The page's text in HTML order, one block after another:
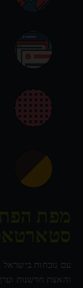
והאצת חדשנות